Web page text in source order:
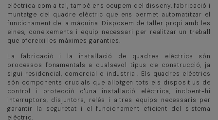
elèctrica com a tal, també ens ocupem del disseny, fabricació i
muntatge del quadre elèctric que ens permet automatitzar el
funcionament de la màquina. Disposem de taller propi amb les
eines, coneixements i equip necessari per realitzar un treball
que ofereixi les màximes garanties.
La fabricació i la instal·lació de quadres elèctrics són
processos fonamentals a qualsevol tipus de construcció, ja
sigui residencial, comercial o industrial. Els quadres elèctrics
són components crucials que allotgen tots els dispositius de
control i protecció d'una instal·lació elèctrica, incloent-hi
interruptors, disjuntors, relés i altres equips necessaris per
garantir la seguretat i el funcionament eficient del sistema
elèctric.